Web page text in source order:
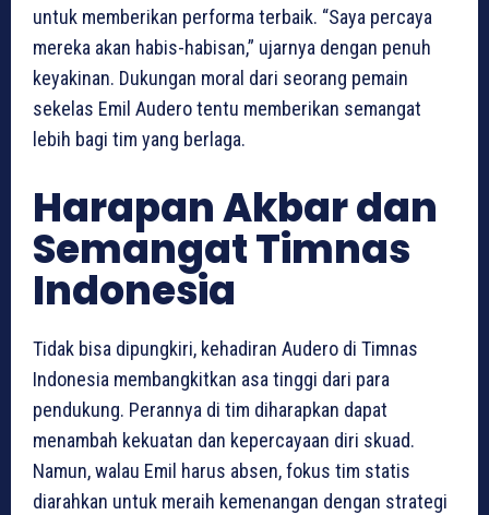
untuk memberikan performa terbaik. “Saya percaya
mereka akan habis-habisan,” ujarnya dengan penuh
keyakinan. Dukungan moral dari seorang pemain
sekelas Emil Audero tentu memberikan semangat
lebih bagi tim yang berlaga.
Harapan Akbar dan
Semangat Timnas
Indonesia
Tidak bisa dipungkiri, kehadiran Audero di Timnas
Indonesia membangkitkan asa tinggi dari para
pendukung. Perannya di tim diharapkan dapat
menambah kekuatan dan kepercayaan diri skuad.
Namun, walau Emil harus absen, fokus tim statis
diarahkan untuk meraih kemenangan dengan strategi